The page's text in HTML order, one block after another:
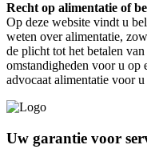
Recht op alimentatie of
Op deze website vindt u
weten over alimentatie,
de plicht tot het betalen
omstandigheden voor u op
advocaat alimentatie voor
Uw garantie voor